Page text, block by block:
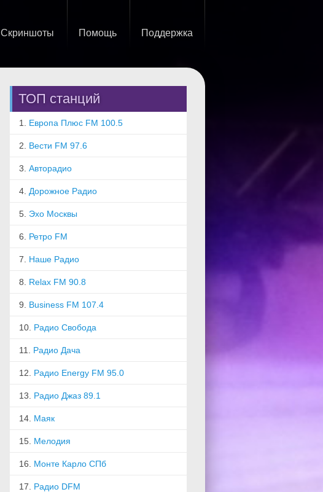
Скриншоты Помощь Поддержка
ТОП станций
1. Европа Плюс FM 100.5
2. Вести FM 97.6
3. Авторадио
4. Дорожное Радио
5. Эхо Москвы
6. Ретро FM
7. Наше Радио
8. Relax FM 90.8
9. Business FM 107.4
10. Радио Свобода
11. Радио Дача
12. Радио Energy FM 95.0
13. Радио Джаз 89.1
14. Маяк
15. Мелодия
16. Монте Карло СПб
17. Радио DFM